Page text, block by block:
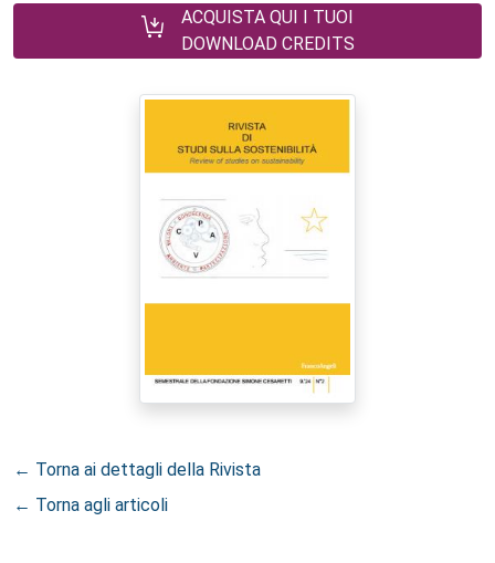
ACQUISTA QUI I TUOI
DOWNLOAD CREDITS
← Torna ai dettagli della Rivista
← Torna agli articoli